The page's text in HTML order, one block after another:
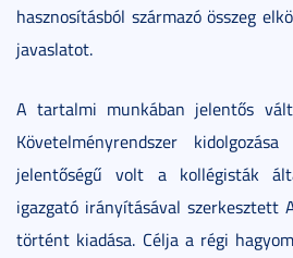
hasznosításból származó összeg
javaslatot.
A tartalmi munkában jelentős
Követelményrendszer
jelentőségű volt a kollégisták
igazgató irányításával szerkesztett
történt kiadása. Célja a régi